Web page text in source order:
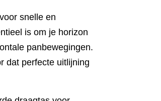
snelle en
is om je horizon
panbewegingen.
dat perfecte uitlijning